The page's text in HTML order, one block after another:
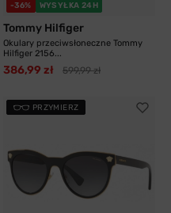
-36% WYSYŁKA 24H
Tommy Hilfiger
Okulary przeciwsłoneczne Tommy
Hilfiger 2156...
386,99 zł 599,99 zł
PRZYMIERZ